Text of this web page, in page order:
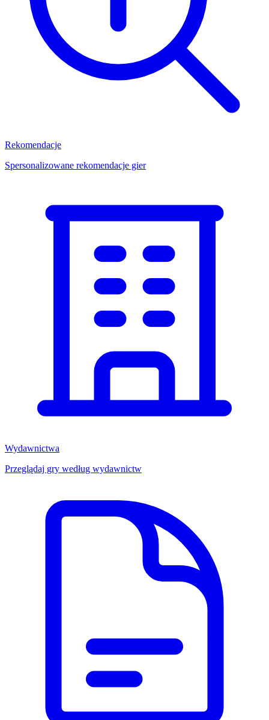
Rekomendacje
Spersonalizowane rekomendacje gier
Wydawnictwa
Przeglądaj gry według wydawnictw